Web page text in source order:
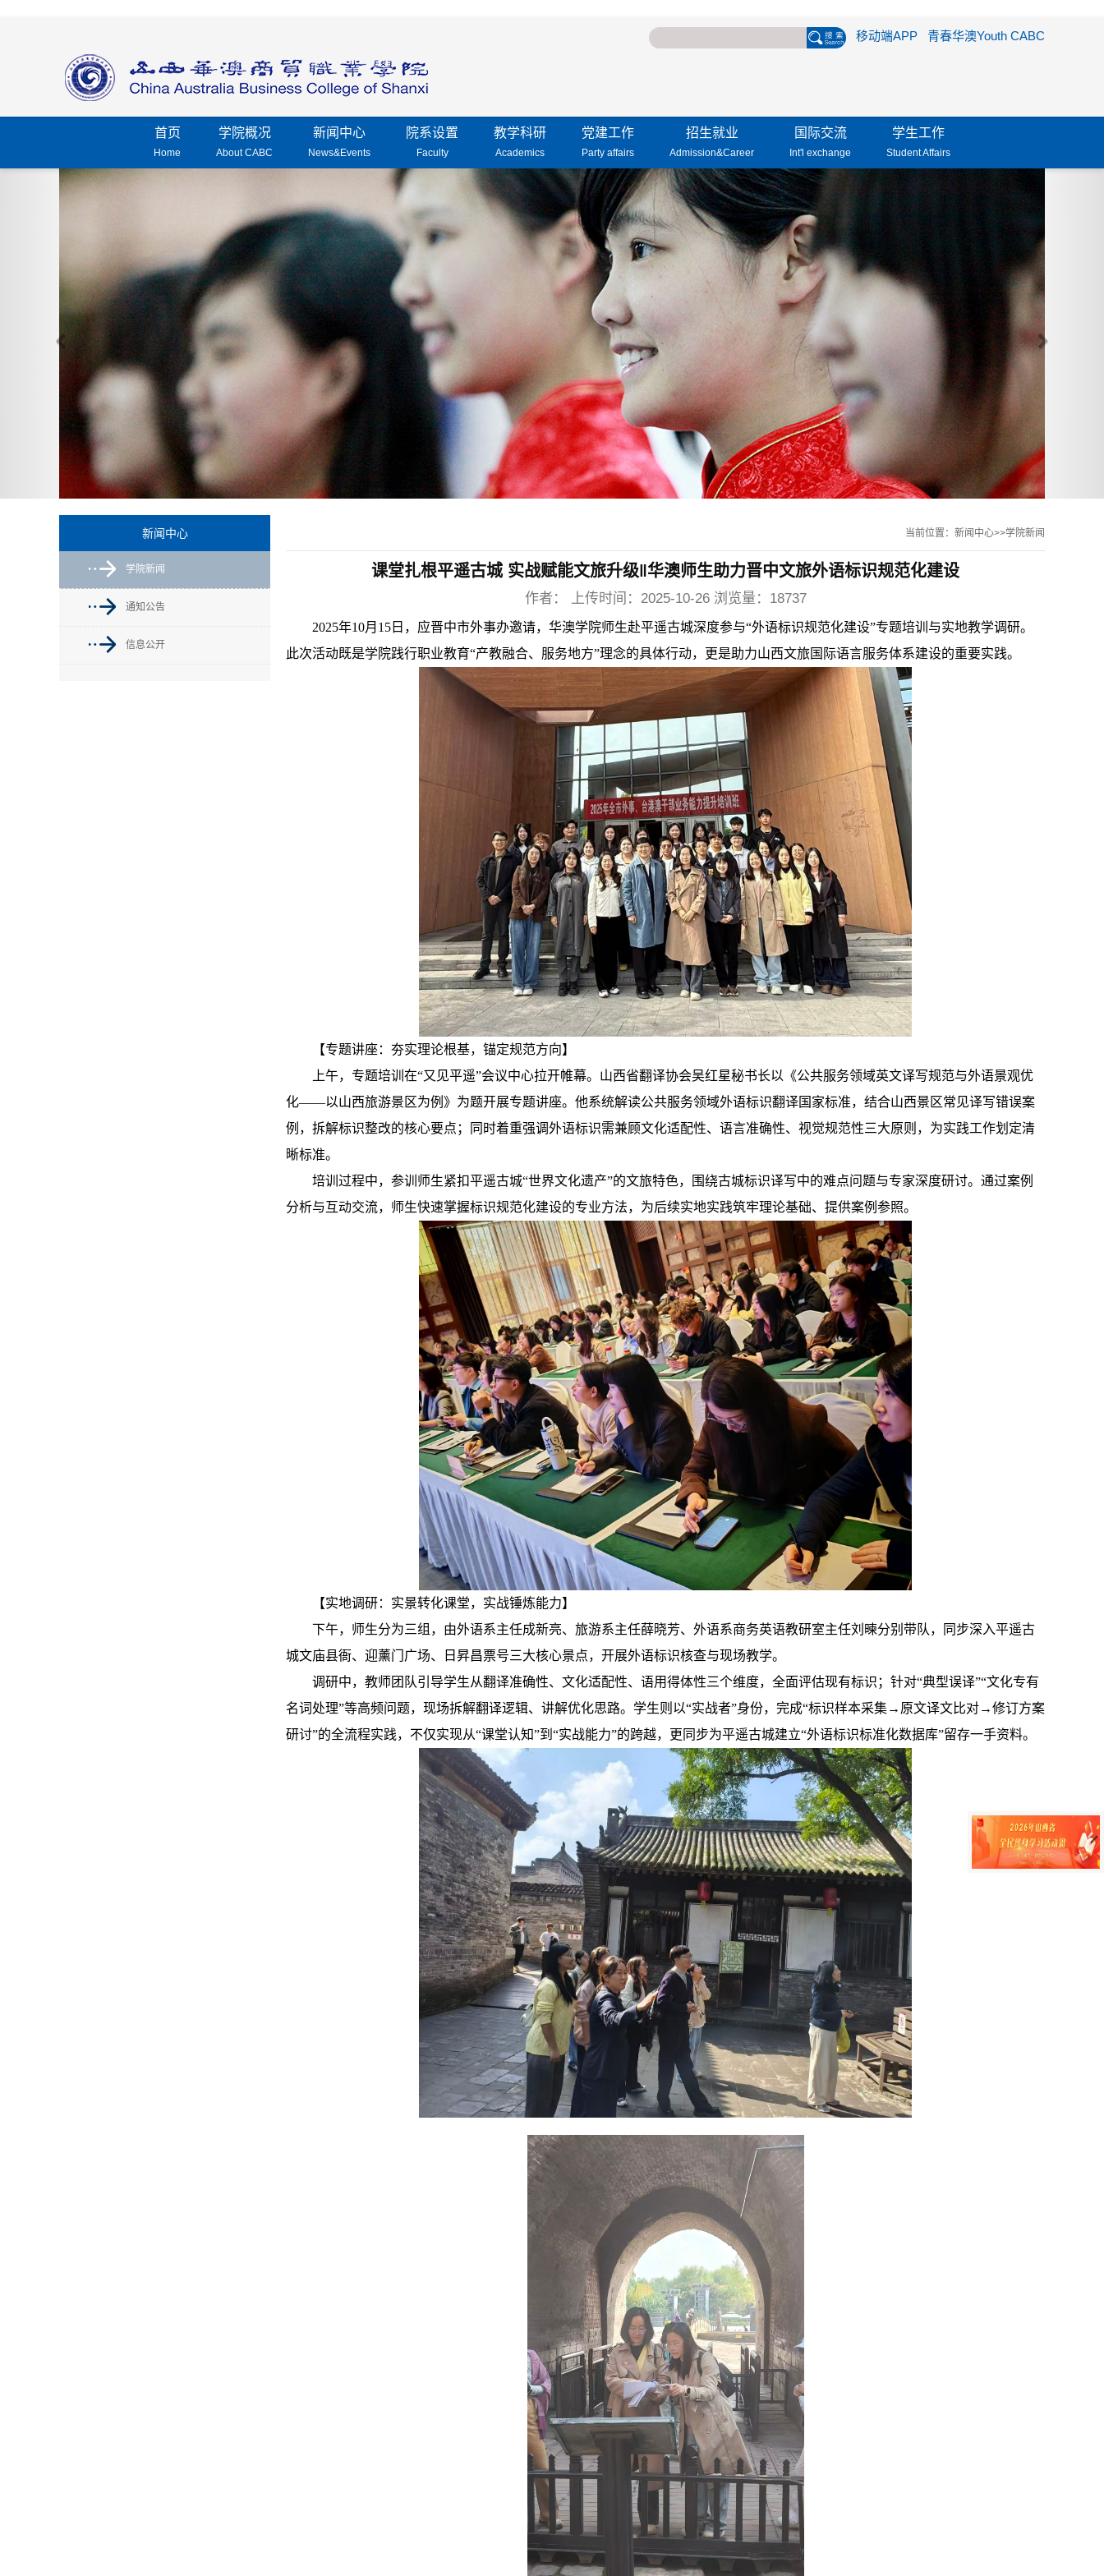
青春华澳Youth CABC
移动端APP
首页
Home
学院概况
About CABC
新闻中心
News&Events
院系设置
Faculty
教学科研
Academics
党建工作
Party affairs
招生就业
Admission&Career
国际交流
Int'l exchange
学生工作
Student Affairs
新闻中心
学院新闻
通知公告
信息公开
当前位置：新闻中心>>学院新闻
课堂扎根平遥古城 实战赋能文旅升级‖华澳师生助力晋中文旅外语标识规范化建设
作者： 上传时间：2025-10-26 浏览量：18737
2025年10月15日，应晋中市外事办邀请，华澳学院师生赴平遥古城深度参与“外语标识规范化建设”专题培训与实地教学调研。
此次活动既是学院践行职业教育“产教融合、服务地方”理念的具体行动，更是助力山西文旅国际语言服务体系建设的重要实践。
【专题讲座：夯实理论根基，锚定规范方向】
上午，专题培训在“又见平遥”会议中心拉开帷幕。山西省翻译协会吴红星秘书长以《公共服务领域英文译写规范与外语景观优
化——以山西旅游景区为例》为题开展专题讲座。他系统解读公共服务领域外语标识翻译国家标准，结合山西景区常见译写错误案
例，拆解标识整改的核心要点；同时着重强调外语标识需兼顾文化适配性、语言准确性、视觉规范性三大原则，为实践工作划定清
晰标准。
培训过程中，参训师生紧扣平遥古城“世界文化遗产”的文旅特色，围绕古城标识译写中的难点问题与专家深度研讨。通过案例
分析与互动交流，师生快速掌握标识规范化建设的专业方法，为后续实地实践筑牢理论基础、提供案例参照。
【实地调研：实景转化课堂，实战锤炼能力】
下午，师生分为三组，由外语系主任成新亮、旅游系主任薛晓芳、外语系商务英语教研室主任刘暕分别带队，同步深入平遥古
城文庙县衙、迎薰门广场、日昇昌票号三大核心景点，开展外语标识核查与现场教学。
调研中，教师团队引导学生从翻译准确性、文化适配性、语用得体性三个维度，全面评估现有标识；针对“典型误译”“文化专有
名词处理”等高频问题，现场拆解翻译逻辑、讲解优化思路。学生则以“实战者”身份，完成“标识样本采集→原文译文比对→修订方案
研讨”的全流程实践，不仅实现从“课堂认知”到“实战能力”的跨越，更同步为平遥古城建立“外语标识标准化数据库”留存一手资料。